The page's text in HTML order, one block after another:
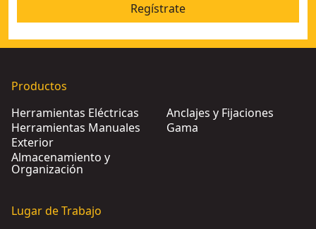
Regístrate
Productos
Herramientas Eléctricas
Herramientas Manuales
Exterior
Almacenamiento y
Organización
Anclajes y Fijaciones
Gama
Lugar de Trabajo